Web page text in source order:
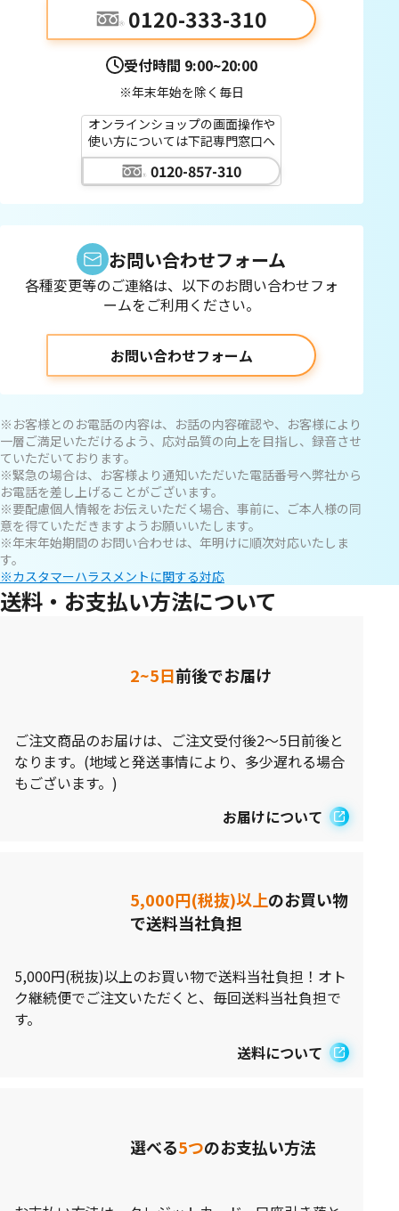
0120-333-310
受付時間 9:00~20:00
※年末年始を除く毎日
オンラインショップの画面操作や
使い方については下記専門窓口へ
0120-857-310
お問い合わせフォーム
各種変更等のご連絡は、以下のお問い合わせフォ
ームをご利用ください。
お問い合わせフォーム
※お客様とのお電話の内容は、お話の内容確認や、お客様により
一層ご満足いただけるよう、応対品質の向上を目指し、録音させ
ていただいております。
※緊急の場合は、お客様より通知いただいた電話番号へ弊社から
お電話を差し上げることがございます。
※要配慮個人情報をお伝えいただく場合、事前に、ご本人様の同
意を得ていただきますようお願いいたします。
※年末年始期間のお問い合わせは、年明けに順次対応いたしま
す。
※カスタマーハラスメントに関する対応
送料・お支払い方法について
2~5日前後でお届け
ご注文商品のお届けは、ご注文受付後2～5日前後と
なります。(地域と発送事情により、多少遅れる場合
もございます。)
お届けについて
5,000円(税抜)以上のお買い物
で送料当社負担
5,000円(税抜)以上のお買い物で送料当社負担！オト
ク継続便でご注文いただくと、毎回送料当社負担で
す。
送料について
選べる5つのお支払い方法